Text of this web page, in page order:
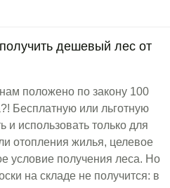
дешевый лес от
положено по закону 100
Бесплатную или льготную
и использовать только для
отопления жилья, целевое
условие получения леса. Но
на складе не получится: в